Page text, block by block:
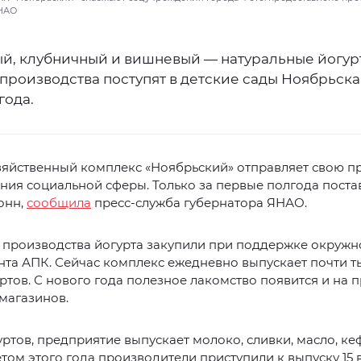
клубничный и вишневый — натуральные
поступят в детские сады
комплекс «Ноябрьский» отправляет свою
социальной сферы. Только за первые полгода
сообщила пресс-служба губернатора ЯНАО.
йогурта закупили при поддержке
АПК. Сейчас комплекс ежедневно выпускает почти
С нового года полезное лакомство появится и на
предприятие выпускает молоко, сливки, масло,
этого года производители приступили к выпуску 15